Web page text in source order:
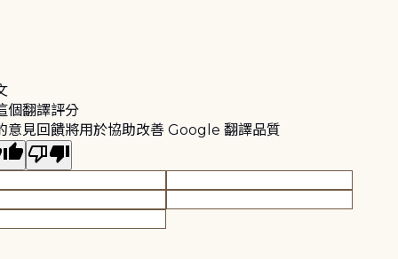
個翻譯評分
意見回饋將用於協助改善 Google 翻譯品質